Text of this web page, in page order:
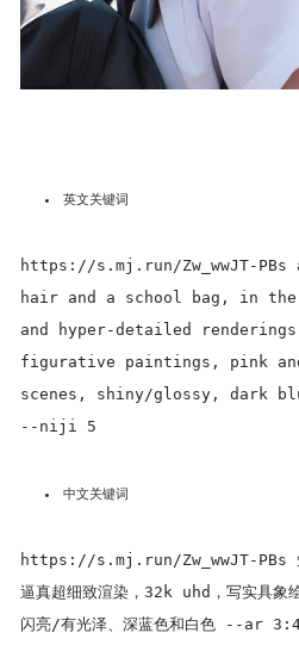
英文关键词
https://s.mj.run/Zw_wwJT-
hair and a school bag, in
and hyper-detailed
figurative paintings, pink
scenes, shiny/glossy, dark
--niji 5
中文关键词
https://s.mj.run/Zw_wwJT-PBs 短
逼真超细致渲染，32k uhd，写实具象
闪亮/有光泽、深蓝色和白色 --